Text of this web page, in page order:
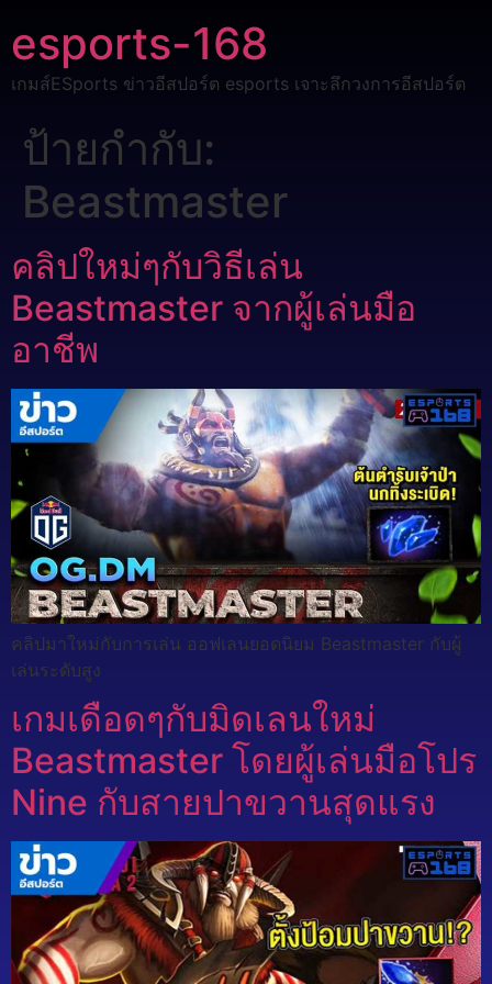
esports-168
เกมส์ESports ข่าวอีสปอร์ต esports เจาะลึกวงการอีสปอร์ต
ป้ายกำกับ:
Beastmaster
คลิปใหม่ๆกับวิธีเล่น
Beastmaster จากผู้เล่นมือ
อาชีพ
คลิปมาใหม่กับการเล่น ออฟเลนยอดนิยม Beastmaster กับผู้
เล่นระดับสูง
เกมเดือดๆกับมิดเลนใหม่
Beastmaster โดยผู้เล่นมือโปร
Nine กับสายปาขวานสุดแรง